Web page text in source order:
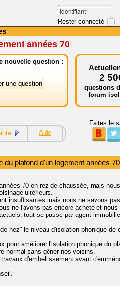
Rester connecté
années 70
nouvelle question :
2
questions
forum
Aide
Faites le
du plafond d'un logement années 70
70 en rez de chaussée, mais
ultérieurs.
insuffisantes mais nous ne savons
ne l'avons pas encore acheté et
tout se passe par agent
nez" le niveau d'isolation phonique de
pour améliorer l'isolation phonique du
normal sans gêner nos voisins.
d'embellissement avant